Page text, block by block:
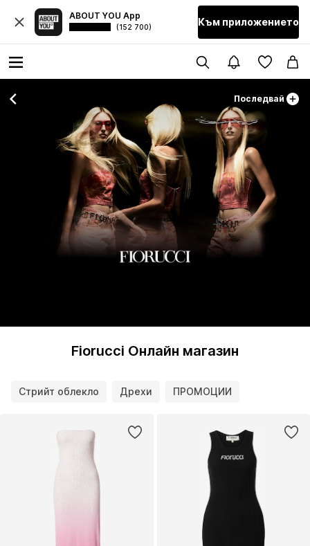
ABOUT YOU App
(152 700) Към приложението
Последвай
Fiorucci Онлайн магазин
Стрийт облекло Дрехи ПРОМОЦИИ